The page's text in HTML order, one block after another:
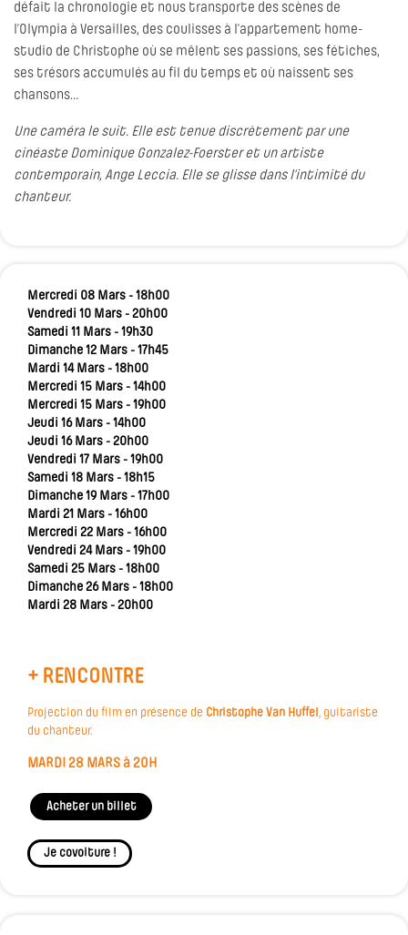
défait la chronologie et nous transporte des scènes de
l’Olympia à Versailles, des coulisses à l’appartement home-
studio de Christophe où se mêlent ses passions, ses fétiches,
ses trésors accumulés au fil du temps et où naissent ses
chansons…
Une caméra le suit. Elle est tenue discrètement par une
cinéaste Dominique Gonzalez-Foerster et un artiste
contemporain, Ange Leccia. Elle se glisse dans l’intimité du
chanteur.
Mercredi 08 Mars - 18h00
Vendredi 10 Mars - 20h00
Samedi 11 Mars - 19h30
Dimanche 12 Mars - 17h45
Mardi 14 Mars - 18h00
Mercredi 15 Mars - 14h00
Mercredi 15 Mars - 19h00
Jeudi 16 Mars - 14h00
Jeudi 16 Mars - 20h00
Vendredi 17 Mars - 19h00
Samedi 18 Mars - 18h15
Dimanche 19 Mars - 17h00
Mardi 21 Mars - 16h00
Mercredi 22 Mars - 16h00
Vendredi 24 Mars - 19h00
Samedi 25 Mars - 18h00
Dimanche 26 Mars - 18h00
Mardi 28 Mars - 20h00
+ RENCONTRE
Projection du film en présence de Christophe Van Huffel, guitariste
du chanteur.
MARDI 28 MARS à 20H
Acheter un billet
Je covoiture !